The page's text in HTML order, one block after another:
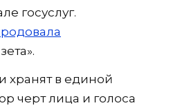
госуслуг.
в единой
черт лица и голоса